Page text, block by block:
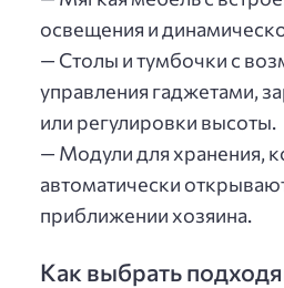
освещения и
— Столы и тумбочки с
управления гаджетами,
или регулировки высоты.
— Модули для хранения,
автоматически
приближении хозяина.
Как выбрать